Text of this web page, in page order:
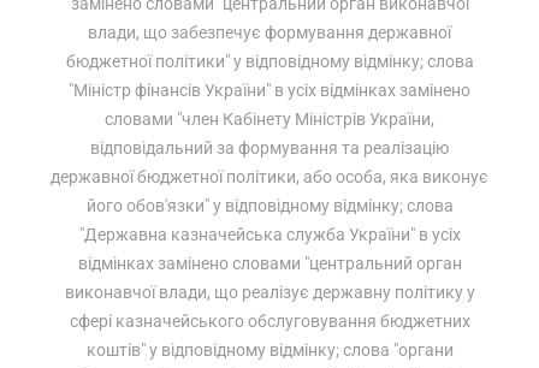
влади, що забезпечує формування державної
бюджетної політики" у відповідному відмінку; слова
"Міністр фінансів України" в усіх відмінках замінено
словами "член Кабінету Міністрів України,
відповідальний за формування та реалізацію
державної бюджетної політики, або особа, яка виконує
його обов'язки" у відповідному відмінку; слова
"Державна казначейська служба України" в усіх
відмінках замінено словами "центральний орган
виконавчої влади, що реалізує державну політику у
сфері казначейського обслуговування бюджетних
коштів" у відповідному відмінку; слова "органи